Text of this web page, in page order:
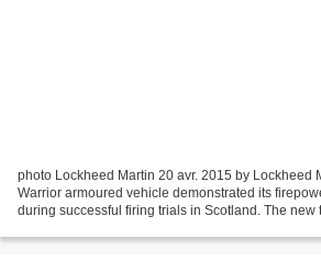
photo Lockheed Martin 20 avr. 2015 by Lockheed
Warrior armoured vehicle demonstrated its
during successful firing trials in Scotland. The